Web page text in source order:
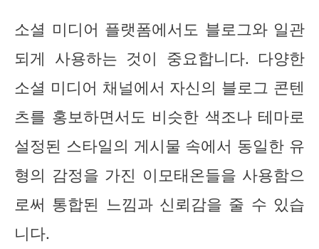
소셜 미디어 플랫폼에서도 블로그와 일관
되게 사용하는 것이 중요합니다. 다양한
소셜 미디어 채널에서 자신의 블로그 콘텐
츠를 홍보하면서도 비슷한 색조나 테마로
설정된 스타일의 게시물 속에서 동일한 유
형의 감정을 가진 이모태온들을 사용함으
로써 통합된 느낌과 신뢰감을 줄 수 있습
니다.